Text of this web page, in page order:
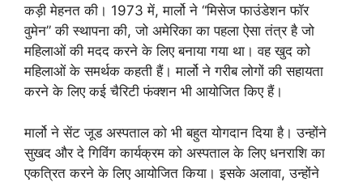
कड़ी मेहनत की। 1973 में, मार्लो ने “मिसेज फाउंडेशन फॉर
वुमेन” की स्थापना की, जो अमेरिका का पहला ऐसा तंत्र है जो
महिलाओं की मदद करने के लिए बनाया गया था। वह खुद को
महिलाओं के समर्थक कहती हैं। मार्लो ने गरीब लोगों की सहायता
करने के लिए कई चैरिटी फंक्शन भी आयोजित किए हैं।
मार्लो ने सेंट जूड अस्पताल को भी बहुत योगदान दिया है। उन्होंने
सुखद और दे गिविंग कार्यक्रम को अस्पताल के लिए धनराशि का
एकत्रित करने के लिए आयोजित किया। इसके अलावा, उन्होंने